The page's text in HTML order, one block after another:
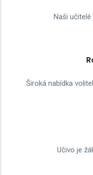
Naši
Široká nabídka
Učivo je